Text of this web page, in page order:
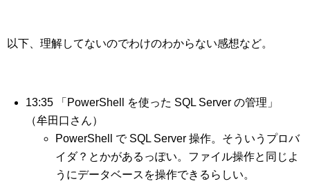
以下、理解してないのでわけのわからない感想など。
13:35 「PowerShell を使った SQL Server の管理」
（牟田口さん）
PowerShell で SQL Server 操作。そういうプロバ
イダ？とかがあるっぽい。ファイル操作と同じよ
うにデータベースを操作できるらしい。